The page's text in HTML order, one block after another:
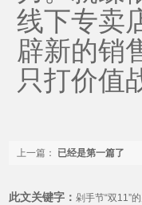
线下专卖
辟新的销
只打价值
上一篇： 已经是第一篇了
此文关键字： 剁手节“双11”